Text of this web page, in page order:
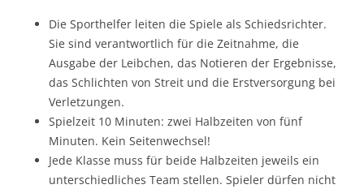
Die Sporthelfer leiten die Spiele als Schiedsrichter.
Sie sind verantwortlich für die Zeitnahme, die
Ausgabe der Leibchen, das Notieren der Ergebnisse,
das Schlichten von Streit und die Erstversorgung bei
Verletzungen.
Spielzeit 10 Minuten: zwei Halbzeiten von fünf
Minuten. Kein Seitenwechsel!
Jede Klasse muss für beide Halbzeiten jeweils ein
unterschiedliches Team stellen. Spieler dürfen nicht